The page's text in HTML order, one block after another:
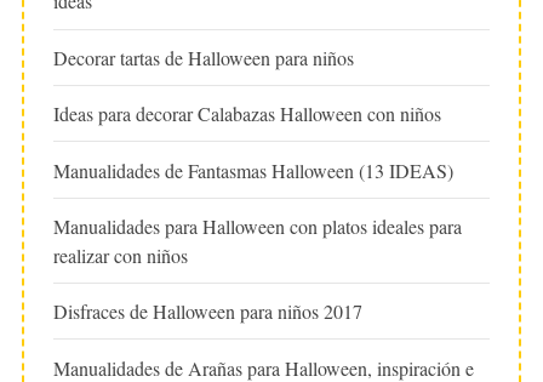
Decorar tartas de Halloween para niños
Ideas para decorar Calabazas Halloween con niños
Manualidades de Fantasmas Halloween (13 IDEAS)
Manualidades para Halloween con platos ideales para
realizar con niños
Disfraces de Halloween para niños 2017
Manualidades de Arañas para Halloween, inspiración e